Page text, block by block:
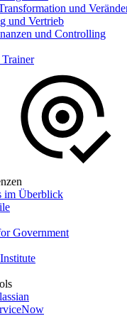
und
und Vertrieb
und Controlling
im Überblick
Government